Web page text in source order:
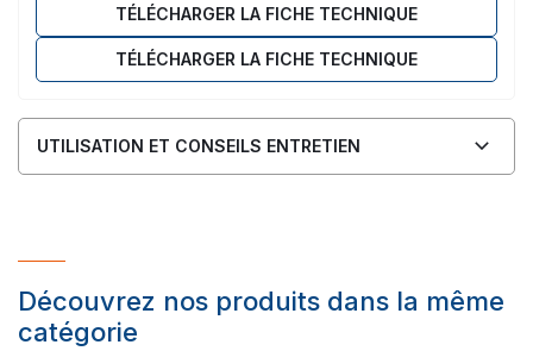
TÉLÉCHARGER LA FICHE TECHNIQUE
TÉLÉCHARGER LA FICHE TECHNIQUE
UTILISATION ET CONSEILS ENTRETIEN
Découvrez nos produits dans la même
catégorie